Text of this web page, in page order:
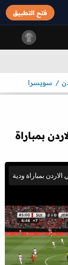
فتح التطبيق
سويسرا
بمباراة